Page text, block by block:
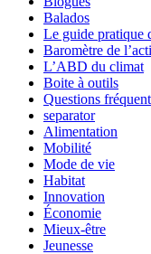
Balados
Le guide pratique
Baromètre de
L’ABD du climat
Boite à outils
Questions
separator
Alimentation
Mobilité
Mode de vie
Habitat
Innovation
Économie
Mieux-être
Jeunesse